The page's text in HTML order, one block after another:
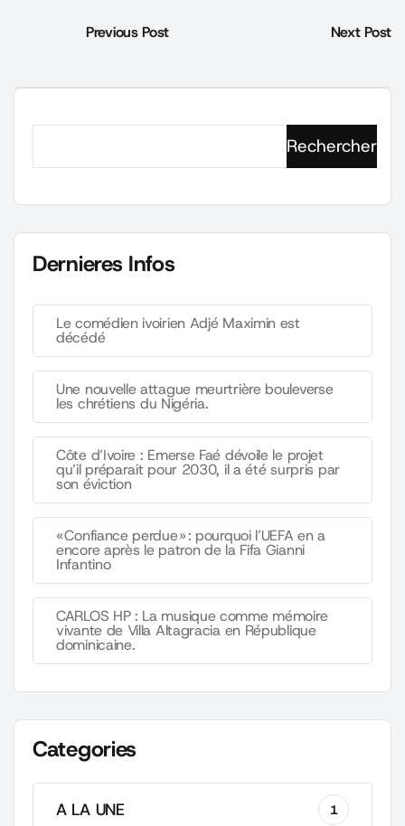
Previous Post Next Post
Rechercher
Dernieres Infos
Le comédien ivoirien Adjé Maximin est
décédé
Une nouvelle attague meurtrière bouleverse
les chrétiens du Nigéria.
Côte d’Ivoire : Emerse Faé dévoile le projet
qu’il préparait pour 2030, il a été surpris par
son éviction
« Confiance perdue » : pourquoi l’UEFA en a
encore après le patron de la Fifa Gianni
Infantino
CARLOS HP : La musique comme mémoire
vivante de Villa Altagracia en République
dominicaine.
Categories
A LA UNE 1